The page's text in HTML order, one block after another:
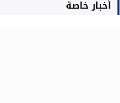
أخبار خاصة